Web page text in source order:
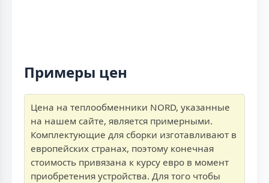
Примеры цен
Цена на теплообменники NORD, указанные
на нашем сайте, является примерными.
Комплектующие для сборки изготавливают в
европейских странах, поэтому конечная
стоимость привязана к курсу евро в момент
приобретения устройства. Для того чтобы